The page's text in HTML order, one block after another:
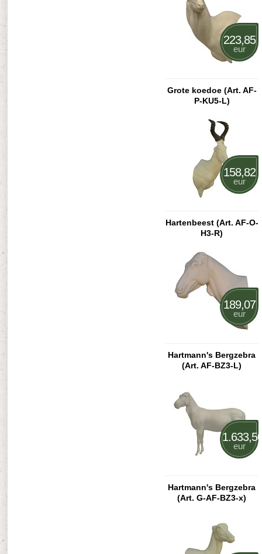
Grote koedoe (Art. AF-
P-KU5-L)
223,85
eur
Hartenbeest (Art. AF-O-
H3-R)
158,82
eur
Hartmann's Bergzebra
(Art. AF-BZ3-L)
189,07
eur
Hartmann's Bergzebra
(Art. G-AF-BZ3-x)
eur